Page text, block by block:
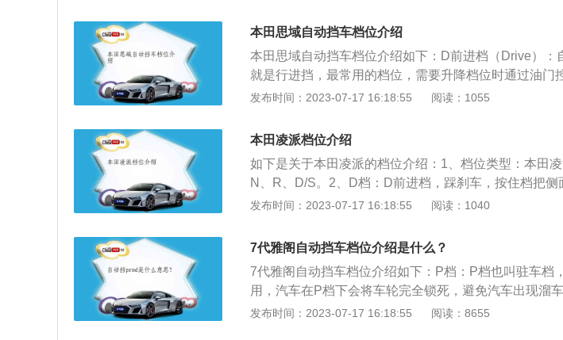
时，挡位可以自由切换，只是换挡时机延迟，让发动机
汽车动力增加。但此挡位下会造成油耗加大。6、L：低
挡而不升挡，可以在坡道等情况下使用，下坡时也有一
本田思域自动挡车档位介绍
本田思域自动挡车档位介绍如下：D前进档（Drive）：
就是行进挡，最常用的档位，需要升降档位时通过油门
车其他档位详细介绍：1、P停车档（Parking）：汽车
倒车档（Reverse）：车辆停止时才能挂入该档位，倒
档位。3、S运动档（Sport）：D档与S档的区别只是电
所以S档可以随时切换，并不存在损坏变速器等不良影
合高速使用。4、L低速档（Low）：车辆下坡时，挂入
辆上坡时，挂入低速档爬坡会更有力。6、N是空档（
东风本田汽车旗下推出的一款紧凑型轿车，这款车在汽
非常优秀的，因为这款车的运动气息十足，加上强劲的
多年轻的车主称之为神车。在动力方面，这款车共推出
机是四缸发动机。
发布时间：2023-07-17 16:18:55 阅读：1055
本田凌派档位介绍
如下是关于本田凌派的档位介绍：1、档位类型：本田凌
N、R、D/S。2、D档：D前进档，踩刹车，按住档把
档：S即运动档，在需要扭矩情况使用。在D档位置再往
用拇指按住侧键，顺势往前推动档把。5、R档：R倒车
将档把向前推动。6、P档：P驻车档，按住档位把手P
动模式，在D档基础上，继续将档把往边推移即可切入
档，下移降档。本田凌派换挡操作技巧：1、换挡拨片
住刹车，然后往右推动把手，就能切换手动模式。这时
发布时间：2023-07-17 16:18:55 阅读：1040
7代雅阁自动挡车档位介绍是什么？
7代雅阁自动挡车档位介绍如下：P档：P档也叫驻车档
用，汽车在P档下会将车轮完全锁死，避免汽车出现溜
车档。在车辆需要倒车的时候使用，需要注意的是只有
发布时间：2023-07-17 16:18:55 阅读：8655